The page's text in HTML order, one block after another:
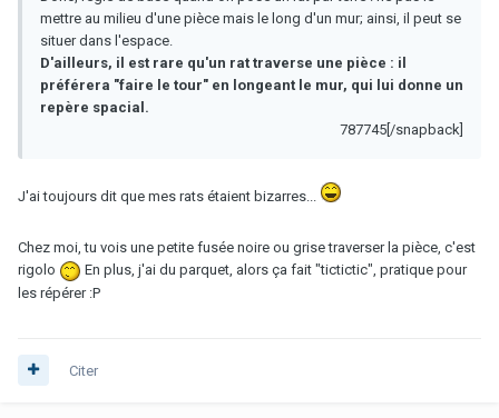
mettre au milieu d'une pièce mais le long d'un mur; ainsi, il peut se
situer dans l'espace.
D'ailleurs, il est rare qu'un rat traverse une pièce : il
préférera "faire le tour" en longeant le mur, qui lui donne un
repère spacial.
787745[/snapback]
J'ai toujours dit que mes rats étaient bizarres...
Chez moi, tu vois une petite fusée noire ou grise traverser la pièce, c'est
rigolo
En plus, j'ai du parquet, alors ça fait "tictictic", pratique pour
les répérer :P
Citer